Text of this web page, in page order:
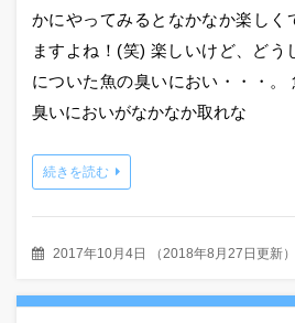
かにやってみるとなかなか楽しく
ますよね！(笑) 楽しいけど、どう
についた魚の臭いにおい・・・。
臭いにおいがなかなか取れな
続きを読む
2017年10月4日 （2018年8月27日更新）